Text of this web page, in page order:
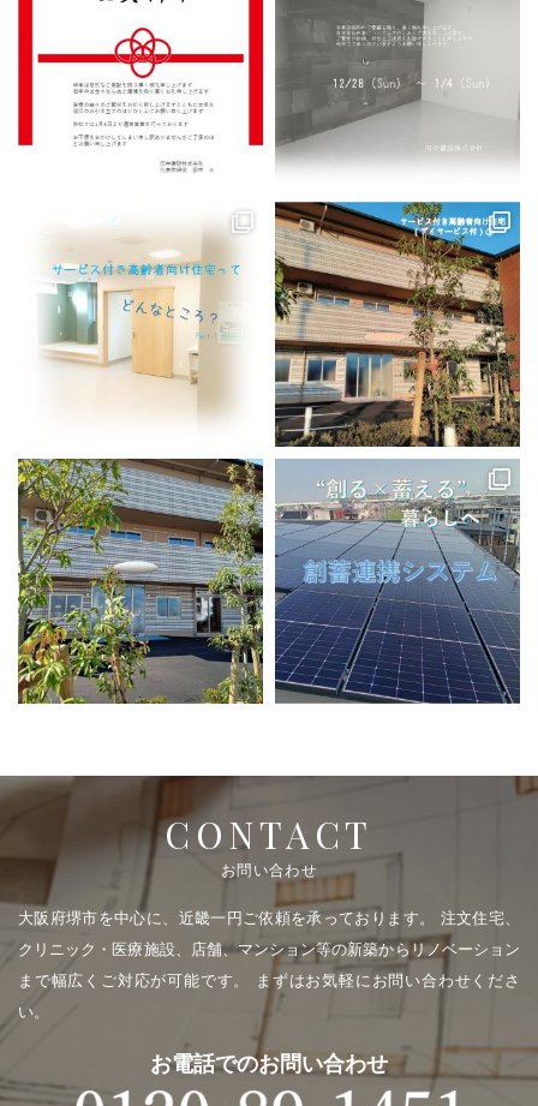
CONTACT
お問い合わせ
大阪府堺市を中心に、近畿一円ご依頼を承っております。
注文住宅、
クリニック・医療施設、店舗、マンション等の新築からリノベーション
まで幅広くご対応が可能です。
まずはお気軽にお問い合わせくださ
い。
お電話でのお問い合わせ